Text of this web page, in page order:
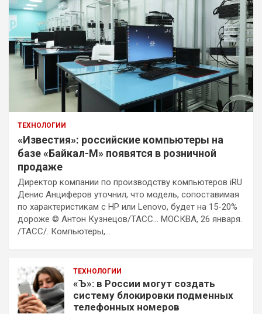
ТЕХНОЛОГИИ
«Известия»: российские компьютеры на
базе «Байкал-М» появятся в розничной
продаже
Директор компании по производству компьютеров iRU
Денис Анциферов уточнил, что модель, сопоставимая
по характеристикам с HP или Lenovo, будет на 15-20%
дороже © Антон Кузнецов/ТАСС… МОСКВА, 26 января.
/ТАСС/. Компьютеры,…
ТЕХНОЛОГИИ
«Ъ»: в России могут создать
систему блокировки подменных
телефонных номеров